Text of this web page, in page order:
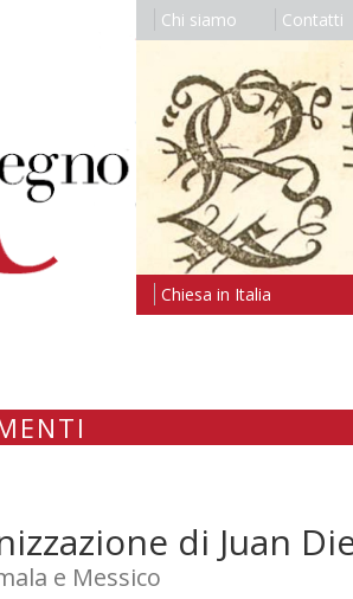
Chi siamo Contatti
Chiesa in Italia
di Juan
e Messico